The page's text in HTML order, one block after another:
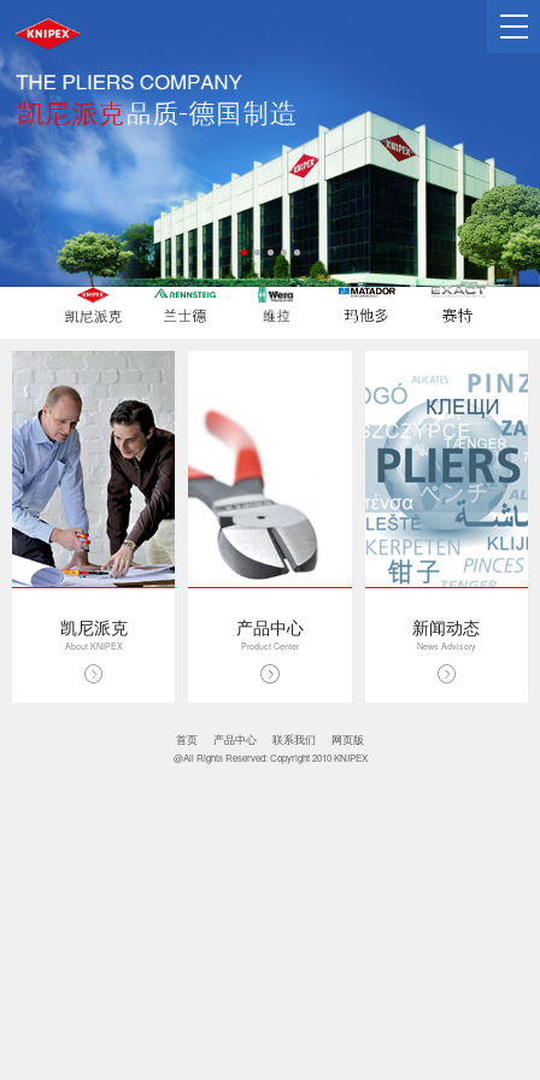
凯尼派克
About KNIPEX
产品中心
Product Center
新闻动态
News Advisory
首页 产品中心 联系我们 网页版
@All Rights Reserved: Copyright 2010 KNIPEX